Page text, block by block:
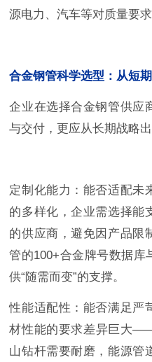
源电力、汽车等对质量要求
合金钢管科学选型：从短
企业在选择合金钢管供应
与交付，更应从长期战略
定制化能力：能否适配未
的多样化，企业需选择能
的供应商，避免因产品限
管的100+合金牌号数据库
供“随需而变”的支撑。
性能适配性：能否满足严
材性能的要求差异巨大
山钻杆需要耐磨，能源管